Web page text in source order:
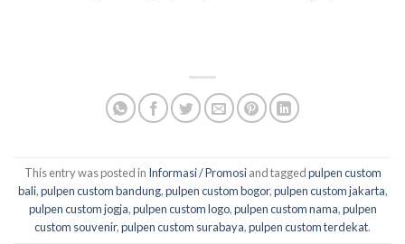
This entry was posted in Informasi / Promosiand taggedpulpen custom
bali,pulpen custom bandung,pulpen custom bogor,pulpen custom jakarta,
pulpen custom jogja,pulpen custom logo,pulpen custom nama,pulpen
custom souvenir,pulpen custom surabaya,pulpen custom terdekat.